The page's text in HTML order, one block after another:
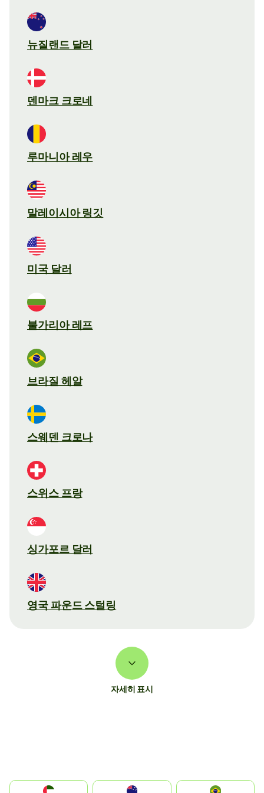
뉴질랜드 달러
덴마크 크로네
루마니아 레우
말레이시아 링깃
미국 달러
불가리아 레프
브라질 헤알
스웨덴 크로나
스위스 프랑
싱가포르 달러
영국 파운드 스털링
자세히 표시